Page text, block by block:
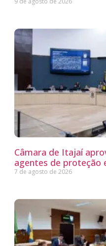
Câmara de Itajaí
agentes de proteção
7 de agosto de 2026